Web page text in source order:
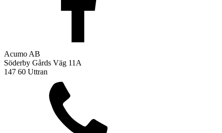
Acumo AB
Söderby Gårds Väg 11A
147 60 Uttran